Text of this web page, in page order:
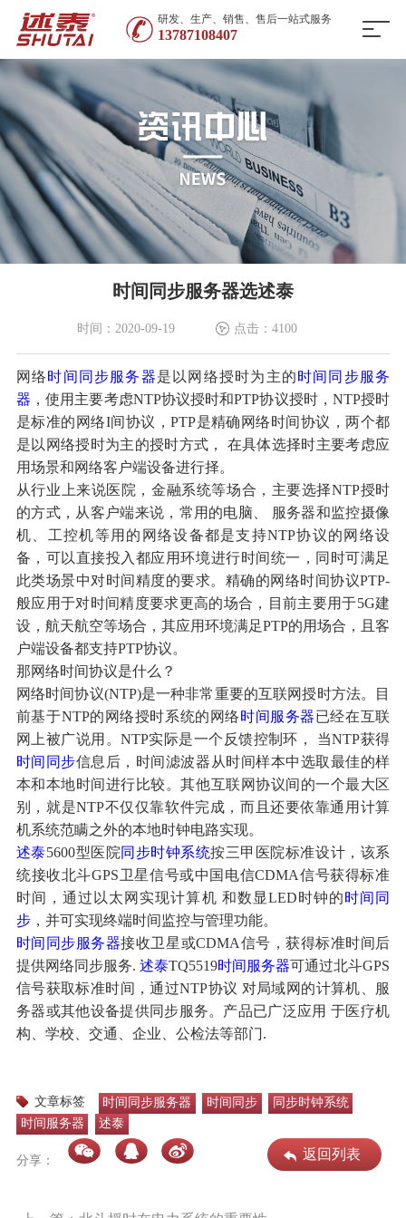
研发、生产、销售、售后一站式服务
13787108407
时间同步服务器选述泰
时间：2020-09-19 点击：4100
网络时间同步服务器是以网络授时为主的时间同步服务
器 ，使用主要考虑NTP协议授时和PTP协议授时，NTP授时
是标准的网络I间协议，PTP是精确网络时间协议，两个都
是以网络授时为主的授时方式， 在具体选择时主要考虑应
用场景和网络客户端设备进行择。
从行业上来说医院，金融系统等场合，主要选择NTP授时
的方式，从客户端来说，常用的电脑、 服务器和监控摄像
机、工控机等用的网络设备都是支持NTP协议的网络设
备，可以直接投入都应用环境进行时间统一，同时可满足
此类场景中对时间精度的要求。精确的网络时间协议PTP-
般应用于对时间精度要求更高的场合，目前主要用于5G建
设，航天航空等场合，其应用环境满足PTP的用场合，且客
户端设备都支持PTP协议。
那网络时间协议是什么？
网络时间协议(NTP)是一种非常重要的互联网授时方法。目
前基于NTP的网络授时系统的网络时间服务器已经在互联
网上被广说用。NTP实际是一个反馈控制环， 当NTP获得
时间同步信息后，时间滤波器从时间样本中选取最佳的样
本和本地时间进行比较。其他互联网协议间的一个最大区
别，就是NTP不仅仅靠软件完成，而且还要依靠通用计算
机系统范瞒之外的本地时钟电路实现。
述泰5600型医院同步时钟系统按三甲医院标准设计，该系
统接收北斗GPS卫星信号或中国电信CDMA信号获得标准
时间，通过以太网实现计算机 和数显LED时钟的时间同
步，并可实现终端时间监控与管理功能。
时间同步服务器接收卫星或CDMA信号，获得标准时间后
提供网络同步服务. 述泰TQ5519时间服务器可通过北斗GPS
信号获取标准时间，通过NTP协议 对局域网的计算机、服
务器或其他设备提供同步服务。产品已广泛应用 于医疗机
构、学校、交通、企业、公检法等部门.
文章标签 时间同步服务器 时间同步
同步时钟系统
时间服务器
述泰
分享： 返回列表